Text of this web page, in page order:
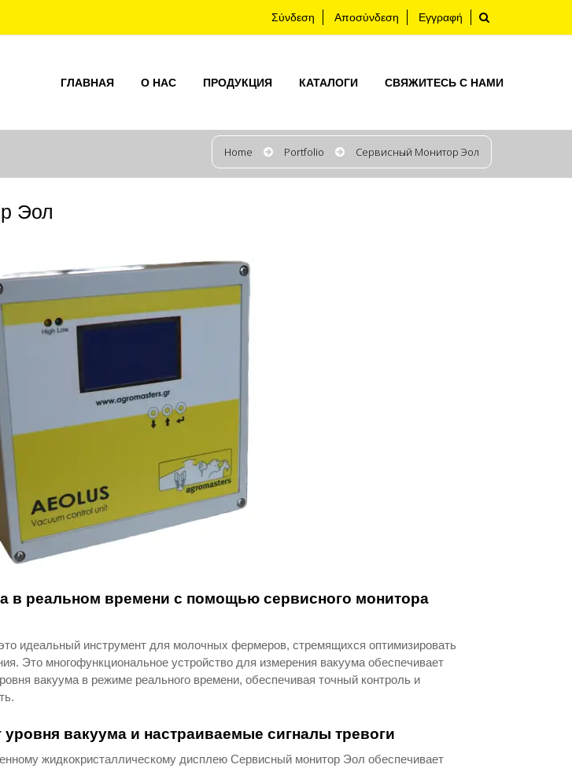
Σύνδεση Αποσύνδεση Εγγραφή
ГЛАВНАЯ О НАС ПРОДУКЦИЯ КАТАЛОГИ СВЯЖИТЕСЬ С НАМИ
Home Portfolio Сервисный Монитор Эол
Эол
в реальном времени с помощью сервисного монитора
идеальный инструмент для молочных фермеров, стремящихся оптимизировать
Это многофункциональное устройство для измерения вакуума обеспечивает
вакуума в режиме реального времени, обеспечивая точный контроль и
вакуума и настраиваемые сигналы тревоги
жидкокристаллическому дисплею Сервисный монитор Эол обеспечивает